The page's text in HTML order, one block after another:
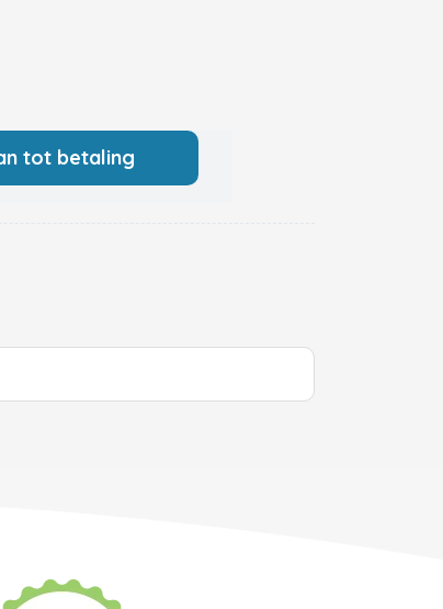
tot betaling